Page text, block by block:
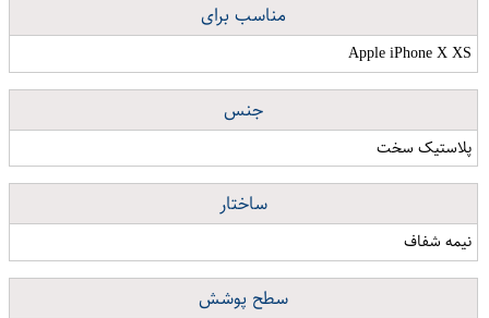
مناسب برای
Apple iPhone X XS
جنس
پلاستیک سخت
ساختار
نیمه شفاف
سطح پوشش